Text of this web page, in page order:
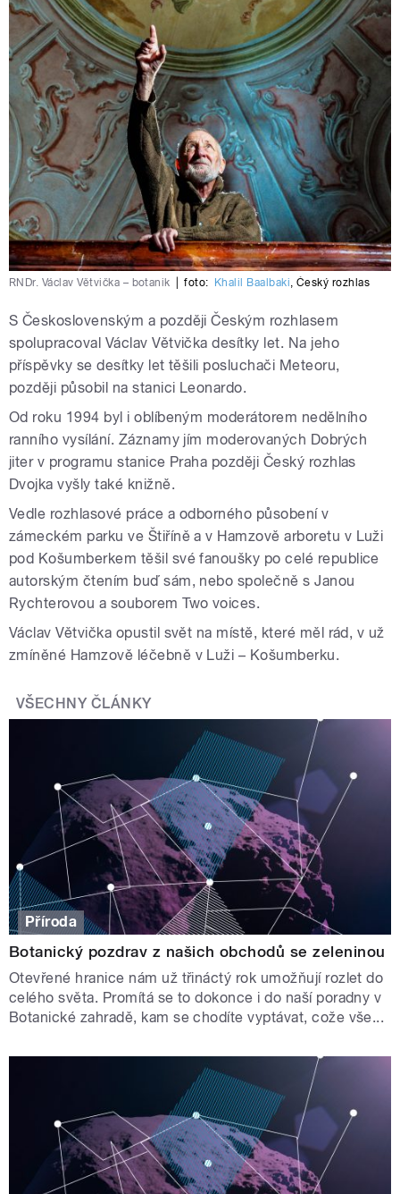
RNDr. Václav Větvička – botanik foto: Khalil Baalbaki, Český rozhlas
S Československým a později Českým rozhlasem
spolupracoval Václav Větvička desítky let. Na jeho
příspěvky se desítky let těšili posluchači Meteoru,
později působil na stanici Leonardo.
Od roku 1994 byl i oblíbeným moderátorem nedělního
ranního vysílání. Záznamy jím moderovaných Dobrých
jiter v programu stanice Praha později Český rozhlas
Dvojka vyšly také knižně.
Vedle rozhlasové práce a odborného působení v
zámeckém parku ve Štiříně a v Hamzově arboretu v Luži
pod Košumberkem těšil své fanoušky po celé republice
autorským čtením buď sám, nebo společně s Janou
Rychterovou a souborem Two voices.
Václav Větvička opustil svět na místě, které měl rád, v už
zmíněné Hamzově léčebně v Luži – Košumberku.
VŠECHNY ČLÁNKY
Příroda
Botanický pozdrav z našich obchodů se zeleninou
Otevřené hranice nám už třináctý rok umožňují rozlet do
celého světa. Promítá se to dokonce i do naší poradny v
Botanické zahradě, kam se chodíte vyptávat, cože vše...